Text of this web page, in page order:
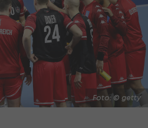
Foto: © getty